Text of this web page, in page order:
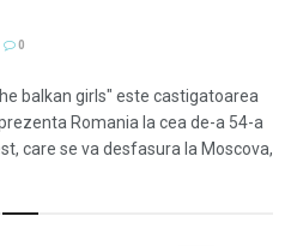
0
balkan girls" este castigatoarea
Romania la cea de-a 54-a
care se va desfasura la Moscova,